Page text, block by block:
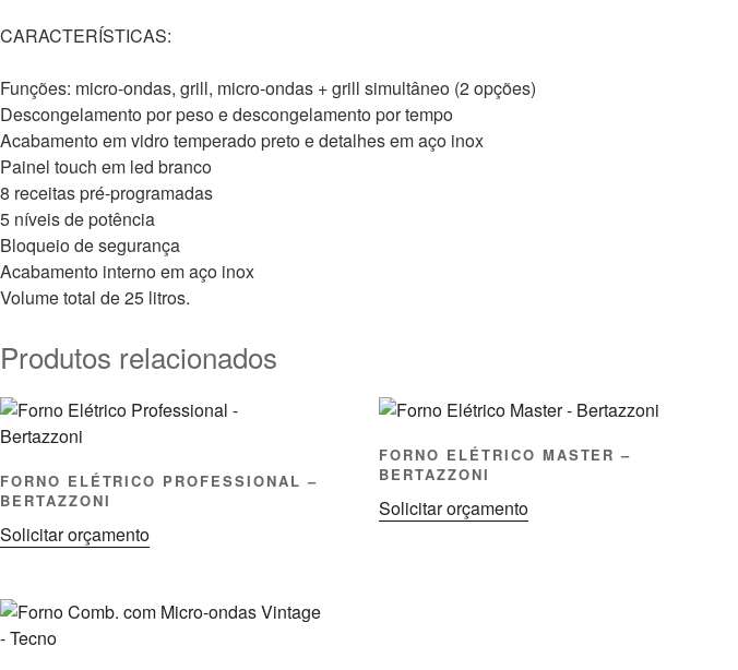
CARACTERÍSTICAS:
Funções: micro-ondas, grill, micro-ondas + grill simultâneo (2 opções)
Descongelamento por peso e descongelamento por tempo
Acabamento em vidro temperado preto e detalhes em aço inox
Painel touch em led branco
8 receitas pré-programadas
5 níveis de potência
Bloqueio de segurança
Acabamento interno em aço inox
Volume total de 25 litros.
Produtos relacionados
FORNO ELÉTRICO PROFESSIONAL –
BERTAZZONI
Solicitar orçamento
FORNO ELÉTRICO MASTER –
BERTAZZONI
Solicitar orçamento